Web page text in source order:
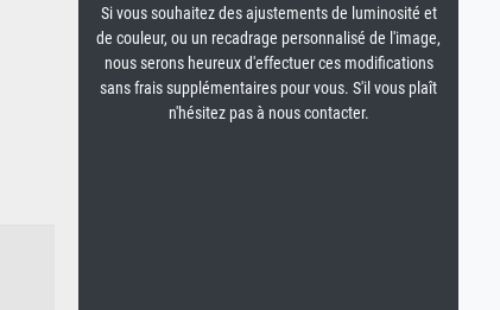
Si vous souhaitez des ajustements de luminosité et
de couleur, ou un recadrage personnalisé de l'image,
nous serons heureux d'effectuer ces modifications
sans frais supplémentaires pour vous. S'il vous plaît
n'hésitez pas à nous contacter.